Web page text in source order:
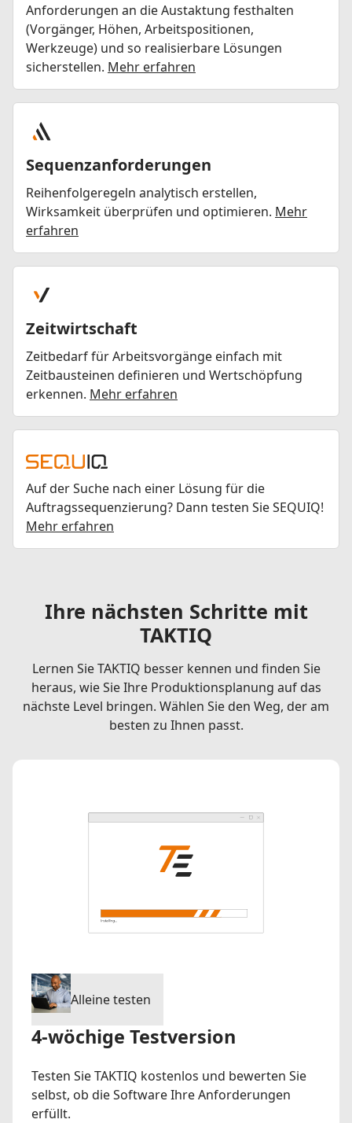
Anforderungen an die Austaktung festhalten
(Vorgänger, Höhen, Arbeitspositionen,
Werkzeuge) und so realisierbare Lösungen
sicherstellen. Mehr erfahren
Sequenzanforderungen
Reihenfolgeregeln analytisch erstellen,
Wirksamkeit überprüfen und optimieren. Mehr
erfahren
Zeitwirtschaft
Zeitbedarf für Arbeitsvorgänge einfach mit
Zeitbausteinen definieren und Wertschöpfung
erkennen. Mehr erfahren
Auf der Suche nach einer Lösung für die
Auftragssequenzierung? Dann testen Sie SEQUIQ!
Mehr erfahren
Ihre nächsten Schritte mit
TAKTIQ
Lernen Sie TAKTIQ besser kennen und finden Sie
heraus, wie Sie Ihre Produktionsplanung auf das
nächste Level bringen. Wählen Sie den Weg, der am
besten zu Ihnen passt.
Alleine testen
4-wöchige Testversion
Testen Sie TAKTIQ kostenlos und bewerten Sie
selbst, ob die Software Ihre Anforderungen
erfüllt.